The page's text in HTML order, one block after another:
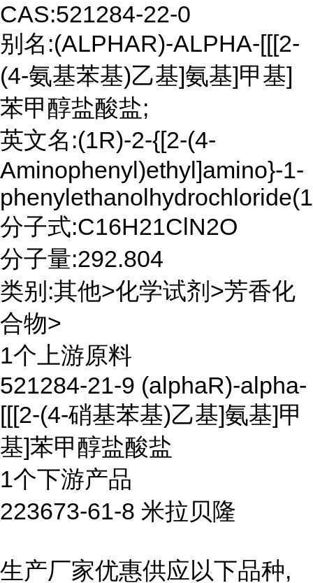
CAS:521284-22-0
别名:(ALPHAR)-ALPHA-[[[2-
(4-氨基苯基)乙基]氨基]甲基]
苯甲醇盐酸盐;
英文名:(1R)-2-{[2-(4-
Aminophenyl)ethyl]amino}-1-
分子式:C16H21ClN2O
分子量:292.804
类别:其他>化学试剂>芳香化
合物>
1个上游原料
521284-21-9 (alphaR)-alpha-
[[[2-(4-硝基苯基)乙基]氨基]甲
基]苯甲醇盐酸盐
1个下游产品
223673-61-8 米拉贝隆
生产厂家优惠供应以下品种,